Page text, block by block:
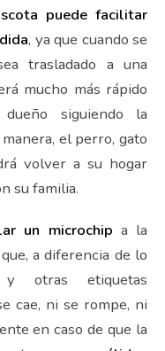
puede facilitar
, ya que cuando se
trasladado a una
mucho más rápido
siguiendo la
el perro, gato
volver a su hogar
su familia.
un microchip a la
a diferencia de lo
otras etiquetas
cae, ni se rompe, ni
en caso de que la